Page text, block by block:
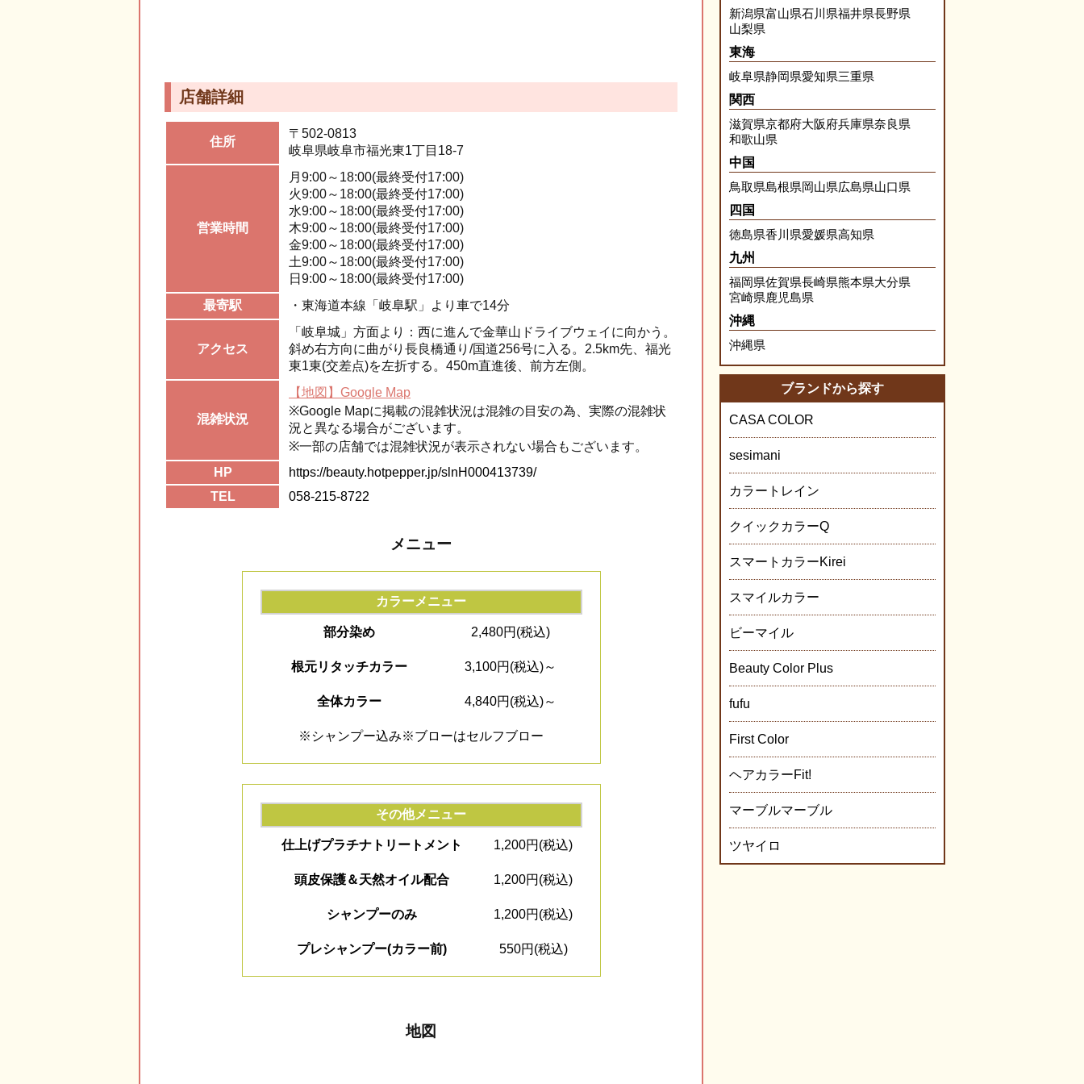
店舗詳細
住所
〒502-0813
岐阜県岐阜市福光東1丁目18-7
営業時間
月 9:00～18:00(最終受付17:00)
火9:00～18:00(最終受付17:00)
水9:00～18:00(最終受付17:00)
木9:00～18:00(最終受付17:00)
金9:00～18:00(最終受付17:00)
土9:00～18:00(最終受付17:00)
日 9:00～18:00(最終受付17:00)
最寄駅
・東海道本線「岐阜駅」より車で14分
アクセス
「岐阜城」方面より：西に進んで金華山ドライブウェイに向かう。
斜め右方向に曲がり長良橋通り/国道256号に入る。2.5km先、福光
東1東(交差点)を左折する。450m直進後、前方左側。
混雑状況
【地図】Google Map
※Google Mapに掲載の混雑状況は混雑の目安の為、実際の混雑状
況と異なる場合がございます。
※一部の店舗では混雑状況が表示されない場合もございます。
HP
https://beauty.hotpepper.jp/slnH000413739/
TEL
058-215-8722
メニュー
カラーメニュー
部分染め 2,480円(税込)
根元リタッチカラー 3,100円(税込)～
全体カラー 4,840円(税込)～
※シャンプー込み※ブローはセルフブロー
その他メニュー
仕上げプラチナトリートメント 1,200円(税込)
頭皮保護＆天然オイル配合 1,200円(税込)
シャンプーのみ 1,200円(税込)
プレシャンプー(カラー前) 550円(税込)
地図
新潟県富山県石川県福井県長野県
山梨県
東海
岐阜県静岡県愛知県三重県
関西
滋賀県京都府大阪府兵庫県奈良県
和歌山県
中国
鳥取県島根県岡山県広島県山口県
四国
徳島県香川県愛媛県高知県
九州
福岡県佐賀県長崎県熊本県大分県
宮崎県鹿児島県
沖縄
沖縄県
ブランドから探す
CASA COLOR
sesimani
カラートレイン
クイックカラーQ
スマートカラーKirei
スマイルカラー
ビーマイル
Beauty Color Plus
fufu
First Color
ヘアカラーFit!
マーブルマーブル
ツヤイロ